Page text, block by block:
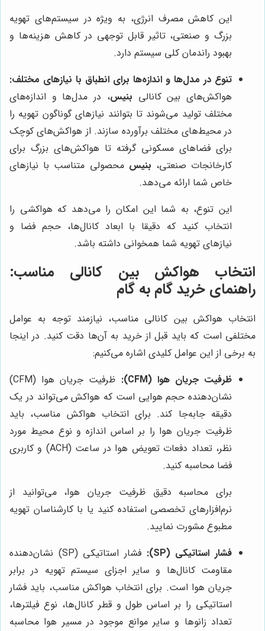
این کاهش مصرف انرژی، به ویژه در سیستم‌های تهویه
بزرگ و صنعتی، تاثیر قابل توجهی در کاهش هزینه‌ها و
بهبود راندمان کلی سیستم دارد.
تنوع در مدل‌ها و اندازه‌ها برای انطباق با نیازهای مختلف:
هواکش‌های بین کانالی بنیس، در مدل‌ها و اندازه‌های
مختلف تولید می‌شوند تا بتوانند نیازهای گوناگون تهویه را
در محیط‌های مختلف برآورده سازند. از هواکش‌های کوچک
برای فضاهای مسکونی گرفته تا هواکش‌های بزرگ برای
کارخانجات صنعتی، بنیس محصولی متناسب با نیازهای
خاص شما ارائه می‌دهد.
این تنوع، به شما این امکان را می‌دهد که هواکشی را
انتخاب کنید که دقیقا با ابعاد کانال‌ها، حجم فضا و
نیازهای تهویه شما همخوانی داشته باشد.
انتخاب هواکش بین کانالی مناسب:
راهنمای خرید گام به گام
انتخاب هواکش بین کانالی مناسب، نیازمند توجه به عوامل
مختلفی است که باید قبل از خرید به آن‌ها دقت کنید. در اینجا
به برخی از این عوامل کلیدی اشاره می‌کنیم:
ظرفیت جریان هوا (CFM):
ظرفیت جریان هوا (CFM)
نشان‌دهنده حجم هوایی است که هواکش می‌تواند در یک
دقیقه جابه‌جا کند. برای انتخاب هواکش مناسب، باید
ظرفیت جریان هوا را بر اساس اندازه و نوع محیط مورد
نظر، تعداد دفعات تعویض هوا در ساعت (ACH) و کاربری
فضا محاسبه کنید.
برای محاسبه دقیق ظرفیت جریان هوا، می‌توانید از
نرم‌افزارهای تخصصی استفاده کنید یا با کارشناسان تهویه
مطبوع مشورت نمایید.
فشار استاتیکی (SP):
فشار استاتیکی (SP) نشان‌دهنده
مقاومت کانال‌ها و سایر اجزای سیستم تهویه در برابر
جریان هوا است. برای انتخاب هواکش مناسب، باید فشار
استاتیکی را بر اساس طول و قطر کانال‌ها، نوع فیلترها،
تعداد زانوها و سایر موانع موجود در مسیر هوا محاسبه